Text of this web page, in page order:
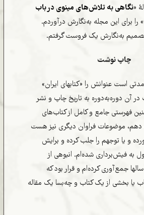
نگاهی به تلاش‌های مینوی در باب
» را برای این مجله به‌نگارش درآوردم.
به‌نگارش یک فروست گرفتم.
چاپ نوشت
است عنوانش را «کتابهای ایران»
آن دوره‌به‌دوره به تاریخ چاپ و نشر
فهرستی جامع و کامل از کتاب‌های
دهم، موضوعات فراوان دیگری نیز هست
و یا توجهم را جلب کرده و برایش
به فیش‌برداری شده‌ام. انبوهی از
جمع‌آوری کرده‌ام و قرار بود که
یا بخشی از یک کتاب و چه‌بسا یک مقاله